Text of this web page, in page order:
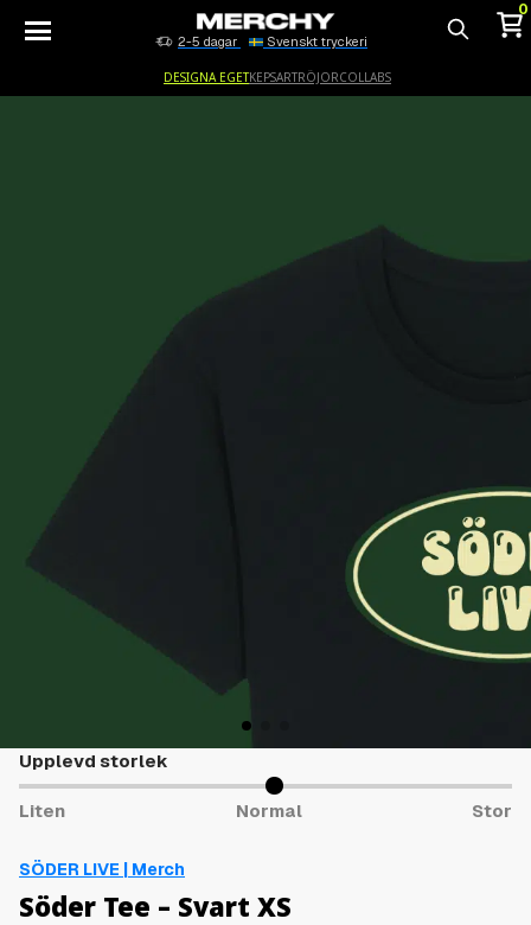
2-5 dagar Svenskt tryckeri
0
DESIGNA EGETKEPSARTRÖJORCOLLABS
Upplevd storlek
Liten Normal Stor
SÖDER LIVE | Merch
Söder Tee – Svart XS